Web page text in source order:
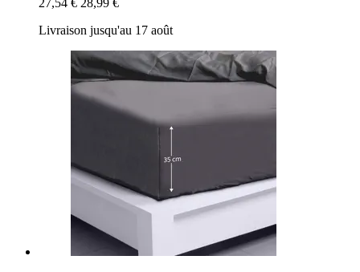
27,54 € 28,99 €
Livraison jusqu'au 17 août